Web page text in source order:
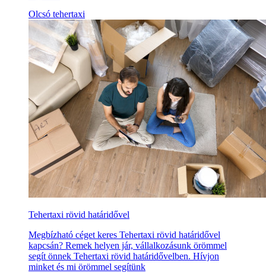
Olcsó tehertaxi
Tehertaxi rövid határidővel
Megbízható céget keres Tehertaxi rövid határidővel
kapcsán? Remek helyen jár, vállalkozásunk örömmel
segít önnek Tehertaxi rövid határidővelben. Hívjon
minket és mi örömmel segítünk